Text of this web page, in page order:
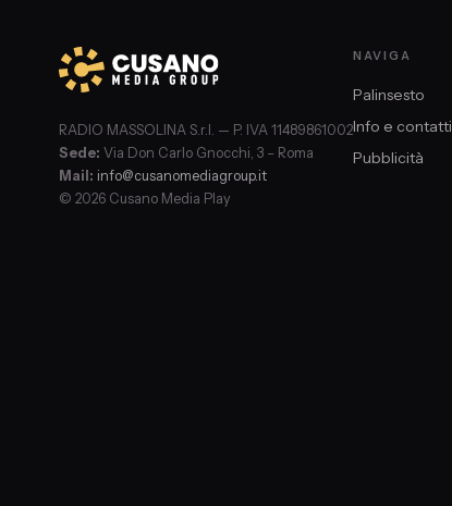
RADIO MASSOLINA S.r.l. — P. IVA 11489861002
Sede: Via Don Carlo Gnocchi, 3 – Roma
Mail: info@cusanomediagroup.it
© 2026 Cusano Media Play
NAVIGA
Palinsesto
Info e contatti
Pubblicità